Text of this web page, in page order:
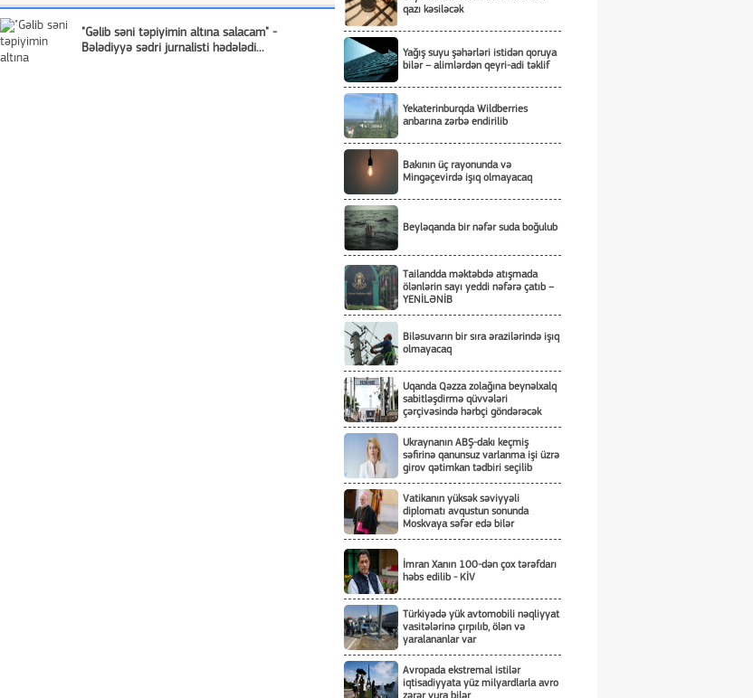
"Gəlib səni təpiyimin altına salacam" -
Bələdiyyə sədri jurnalisti hədələdi...
qazı kəsiləcək
Yağış suyu şəhərləri istidən qoruya
bilər – alimlərdən qeyri-adi təklif
Yekaterinburqda Wildberries
anbarına zərbə endirilib
Bakının üç rayonunda və
Mingəçevirdə işıq olmayacaq
Beyləqanda bir nəfər suda boğulub
Tailandda məktəbdə atışmada
ölənlərin sayı yeddi nəfərə çatıb –
YENİLƏNİB
Biləsuvarın bir sıra ərazilərində işıq
olmayacaq
Uqanda Qəzza zolağına beynəlxalq
sabitləşdirmə qüvvələri
çərçivəsində hərbçi göndərəcək
Ukraynanın ABŞ-dakı keçmiş
səfirinə qanunsuz varlanma işi üzrə
girov qətimkan tədbiri seçilib
Vatikanın yüksək səviyyəli
diplomatı avqustun sonunda
Moskvaya səfər edə bilər
İmran Xanın 100-dən çox tərəfdarı
həbs edilib - KİV
Türkiyədə yük avtomobili nəqliyyat
vasitələrinə çırpılıb, ölən və
yaralananlar var
Avropada ekstremal istilər
iqtisadiyyata yüz milyardlarla avro